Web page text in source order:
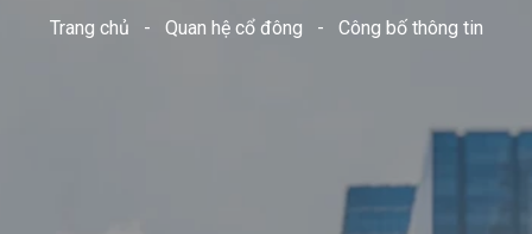
Trang chủ - Quan hệ cổ đông - Công bố thông tin